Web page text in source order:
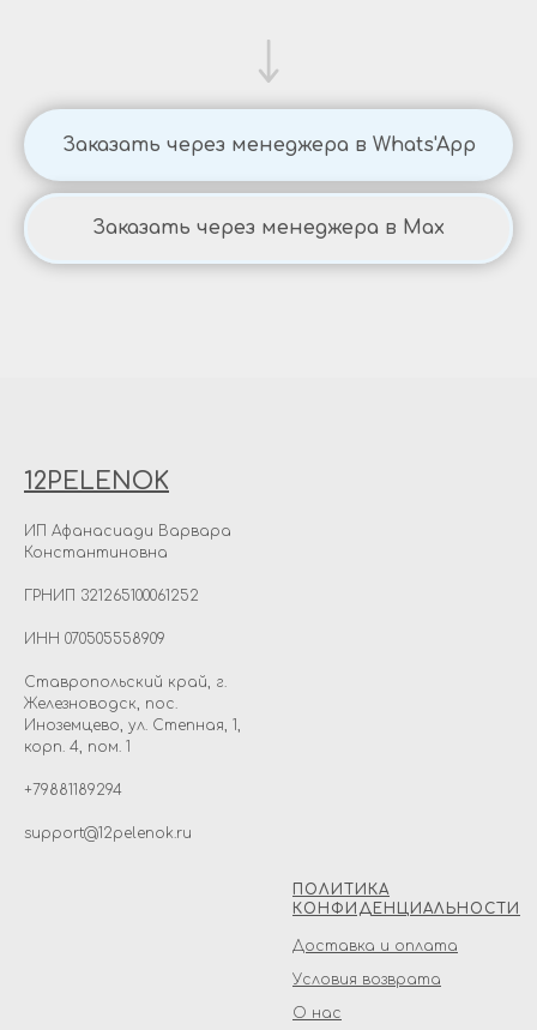
Заказать через менеджера в Whats'App
Заказать через менеджера в Max
12PELENOK
ИП Афанасиади Варвара
Константиновна
ГРНИП 321265100061252
ИНН 070505558909
Ставропольский край, г.
Железноводск, пос.
Иноземцево, ул. Степная, 1,
корп. 4, пом. 1
+79881189294
support@12pelenok.ru
ПОЛИТИКА
КОНФИДЕНЦИАЛЬНОСТИ
Доставка и оплата
Условия возврата
О нас